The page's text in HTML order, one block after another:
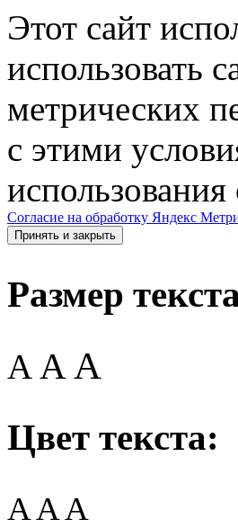
Этот сайт
использовать
метрических
с этими
использования
Согласие на обработку Яндекс
Принять и закрыть
Размер
A AA
Цвет текста:
AAA